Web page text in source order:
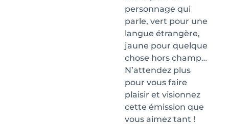
personnage qui
parle, vert pour une
langue étrangère,
jaune pour quelque
chose hors champ…
N’attendez plus
pour vous faire
plaisir et visionnez
cette émission que
vous aimez tant !